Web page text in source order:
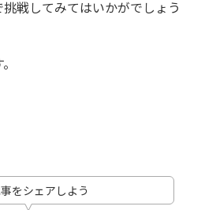
戦してみてはいかがでしょう
をシェアしよう